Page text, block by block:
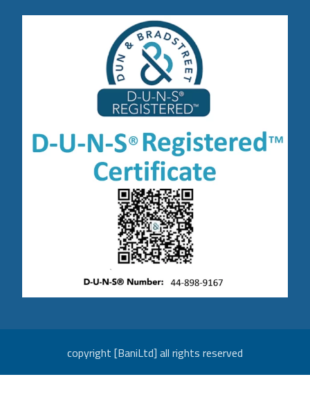
copyright [BaniLtd] all rights reserved